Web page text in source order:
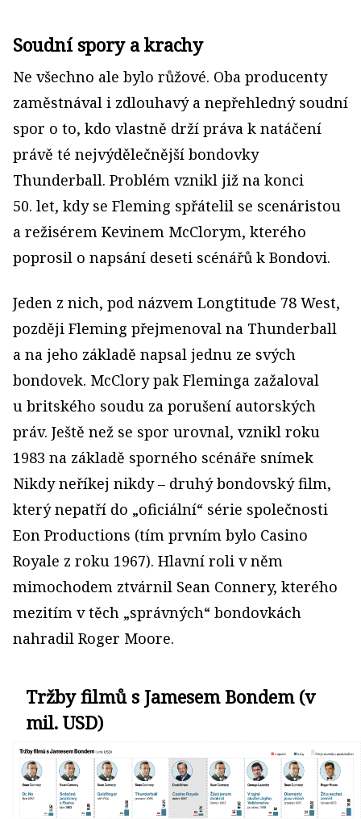
Soudní spory a krachy
Ne všechno ale bylo růžové. Oba producenty
zaměstnával i zdlouhavý a nepřehledný soudní
spor o to, kdo vlastně drží práva k natáčení
právě té nejvýdělečnější bondovky
Thunderball. Problém vznikl již na konci
50. let, kdy se Fleming spřátelil se scenáristou
a režisérem Kevinem McClorym, kterého
poprosil o napsání deseti scénářů k Bondovi.
Jeden z nich, pod názvem Longtitude 78 West,
později Fleming přejmenoval na Thunderball
a na jeho základě napsal jednu ze svých
bondovek. McClory pak Fleminga zažaloval
u britského soudu za porušení autorských
práv. Ještě než se spor urovnal, vznikl roku
1983 na základě sporného scénáře snímek
Nikdy neříkej nikdy – druhý bondovský film,
který nepatří do „oficiální“ série společnosti
Eon Productions (tím prvním bylo Casino
Royale z roku 1967). Hlavní roli v něm
mimochodem ztvárnil Sean Connery, kterého
mezitím v těch „správných“ bondovkách
nahradil Roger Moore.
Tržby filmů s Jamesem Bondem (v
mil. USD)